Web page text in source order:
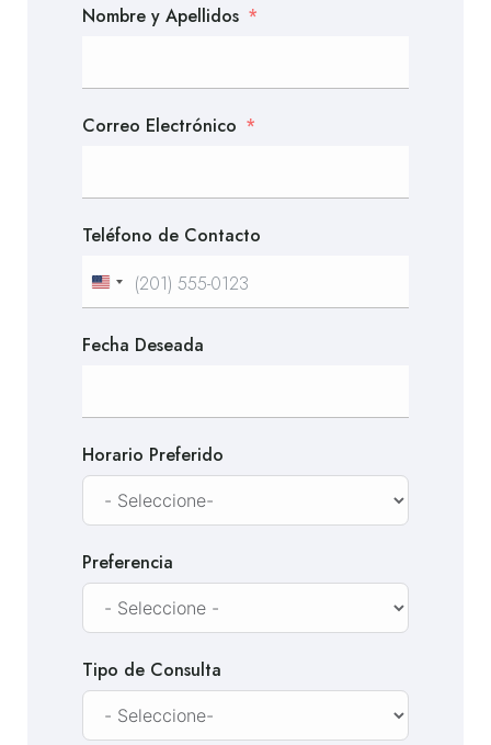
Nombre y Apellidos
Correo Electrónico
Teléfono de Contacto
United
+1
Fecha Deseada
Horario Preferido
Preferencia
Tipo de Consulta